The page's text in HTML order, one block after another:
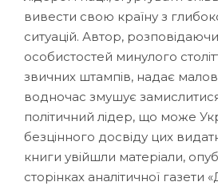
вивести свою країну з
ситуацій. Автор,
особистостей минулого
звичних штампів, надає
водночас змушує
політичний лідер, що може
безцінного досвіду цих
книги увійшли матеріали,
сторінках аналітичної газети